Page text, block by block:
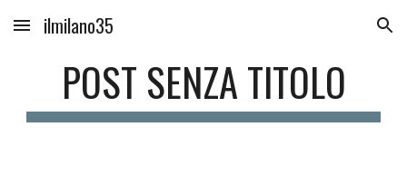
Skip to main content Skip to navigation
ilmilano35
POST SENZA TITOLO